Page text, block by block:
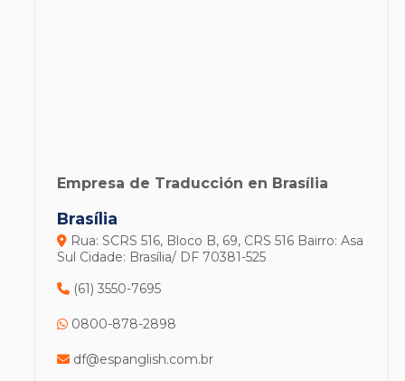
Empresa de Traducción en Brasília
Brasília
Rua: SCRS 516, Bloco B, 69, CRS 516 Bairro: Asa
Sul Cidade: Brasília/ DF 70381-525
(61) 3550-7695
0800-878-2898
df@espanglish.com.br